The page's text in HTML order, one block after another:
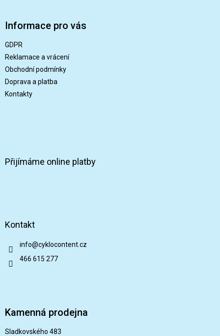
Informace pro vás
GDPR
Reklamace a vrácení
Obchodní podmínky
Doprava a platba
Kontakty
Přijímáme online platby
Kontakt
info@cyklocontent.cz
466 615 277
Kamenná prodejna
Sladkovského 483